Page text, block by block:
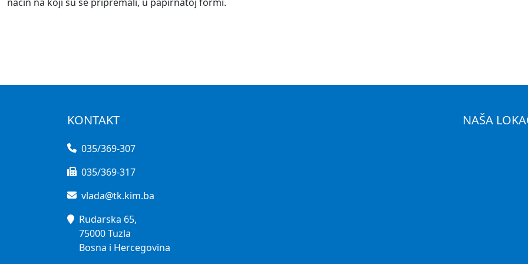
KONTAKT
035/369-307
035/369-317
vlada@tk.kim.ba
Rudarska 65,
75000 Tuzla
Bosna i Hercegovina
NAŠA